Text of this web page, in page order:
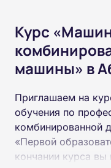
Курс
машины» в
Приглашаем на
обучения по
комбинированной
«Первой
кончании курса